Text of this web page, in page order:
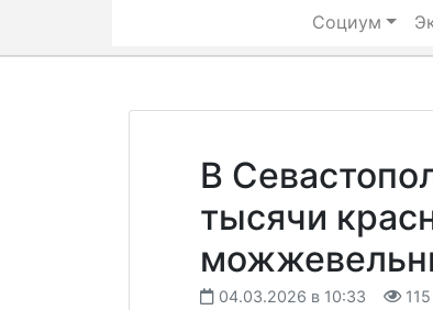
Социум
В
тысячи
04.03.2026 в 10:33 115